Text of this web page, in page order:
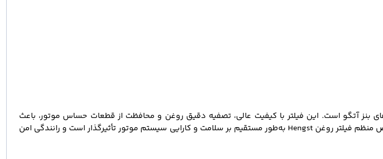
بنز آتگو است. این فیلتر با کیفیت عالی، تصفیه دقیق روغن و محافظت از قطعات حساس موتور، باعث
منظم فیلتر روغن Hengst بهطور مستقیم بر سلامت و کارایی سیستم موتور تأثیرگذار است و رانندگی امن